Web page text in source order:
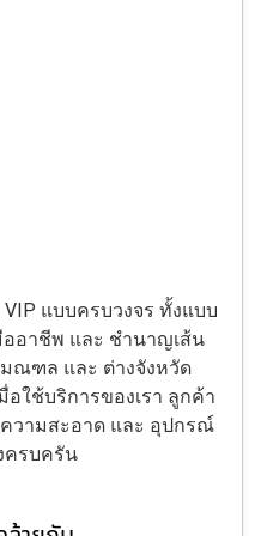
แบบครบวงจร ทั้งแบบ
ออาชีพ และ ชำนาญเส้น
ณฑล และ ต่างจังหวัด
ใช้บริการของเรา ลูกค้า
วามสะอาด และ อุปกรณ์
ครบครัน